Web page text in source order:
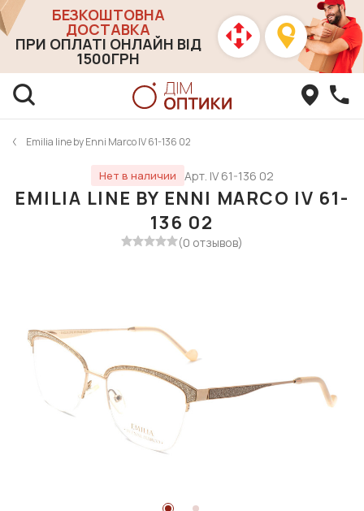
БЕЗКОШТОВНА
ДОСТАВКА
ПРИ ОПЛАТІ ОНЛАЙН ВІД
1500ГРН
Emilia line by Enni Marco IV 61-136 02
Нет в наличии Арт. IV 61-136 02
EMILIA LINE BY ENNI MARCO IV 61-
136 02
(0 отзывов)